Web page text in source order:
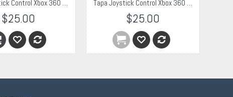
Tapa Joystick Control Xbox 360 Negra
$25.00
Tapa Joystick Control Xbox 360 Gris
$25.00